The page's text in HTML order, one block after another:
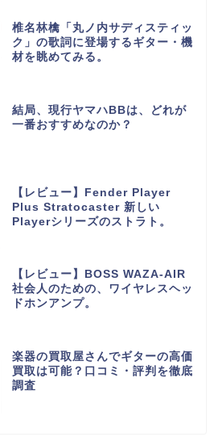
椎名林檎「丸ノ内サディスティッ
ク」の歌詞に登場するギター・機
材を眺めてみる。
結局、現行ヤマハBBは、どれが
一番おすすめなのか？
【レビュー】Fender Player
Plus Stratocaster 新しい
Playerシリーズのストラト。
【レビュー】BOSS WAZA-AIR
社会人のための、ワイヤレスヘッ
ドホンアンプ。
楽器の買取屋さんでギターの高価
買取は可能？口コミ・評判を徹底
調査